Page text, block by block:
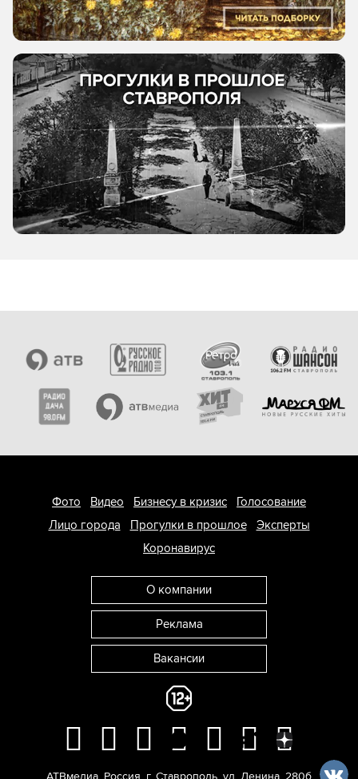
Фото Видео Бизнесу в кризис
Голосование
Лицо города
Прогулки в прошлое
Эксперты
Коронавирус
О компании
Реклама
Вакансии
АТВмедиа Россия г. Ставрополь ул. Ленина, 280б